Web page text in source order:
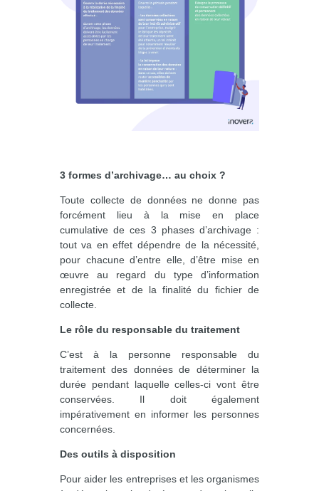
3 formes d’archivage… au choix ?
Toute collecte de données ne donne pas
forcément lieu à la mise en place
cumulative de ces 3 phases d’archivage :
tout va en effet dépendre de la nécessité,
pour chacune d’entre elle, d’être mise en
œuvre au regard du type d’information
enregistrée et de la finalité du fichier de
collecte.
Le rôle du responsable du traitement
C’est à la personne responsable du
traitement des données de déterminer la
durée pendant laquelle celles-ci vont être
conservées. Il doit également
impérativement en informer les personnes
concernées.
Des outils à disposition
Pour aider les entreprises et les organismes